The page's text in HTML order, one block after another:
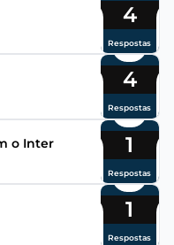
4
Respostas
4
Respostas
o Inter 1
Respostas
1
Respostas